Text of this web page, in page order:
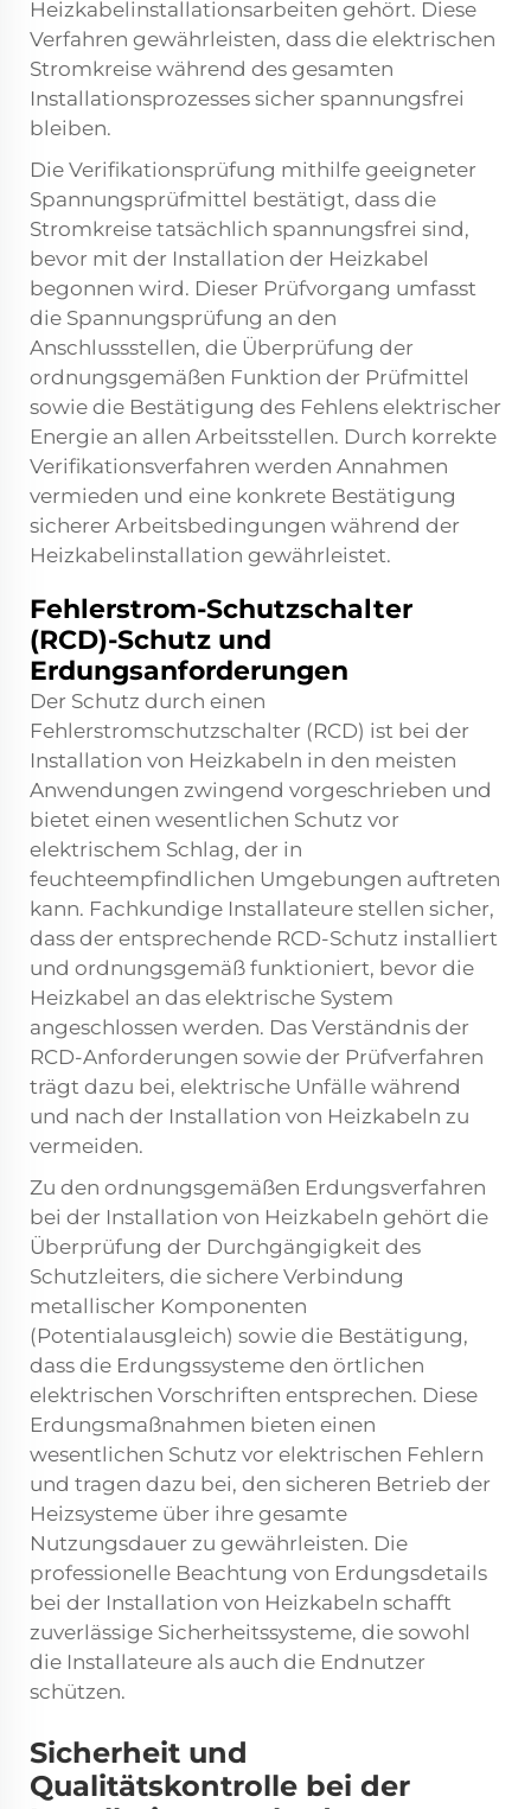
Heizkabelinstallationsarbeiten gehört. Diese
Verfahren gewährleisten, dass die elektrischen
Stromkreise während des gesamten
Installationsprozesses sicher spannungsfrei
bleiben.
Die Verifikationsprüfung mithilfe geeigneter
Spannungsprüfmittel bestätigt, dass die
Stromkreise tatsächlich spannungsfrei sind,
bevor mit der Installation der Heizkabel
begonnen wird. Dieser Prüfvorgang umfasst
die Spannungsprüfung an den
Anschlussstellen, die Überprüfung der
ordnungsgemäßen Funktion der Prüfmittel
sowie die Bestätigung des Fehlens elektrischer
Energie an allen Arbeitsstellen. Durch korrekte
Verifikationsverfahren werden Annahmen
vermieden und eine konkrete Bestätigung
sicherer Arbeitsbedingungen während der
Heizkabelinstallation gewährleistet.
Fehlerstrom-Schutzschalter
(RCD)-Schutz und
Erdungsanforderungen
Der Schutz durch einen
Fehlerstromschutzschalter (RCD) ist bei der
Installation von Heizkabeln in den meisten
Anwendungen zwingend vorgeschrieben und
bietet einen wesentlichen Schutz vor
elektrischem Schlag, der in
feuchteempfindlichen Umgebungen auftreten
kann. Fachkundige Installateure stellen sicher,
dass der entsprechende RCD-Schutz installiert
und ordnungsgemäß funktioniert, bevor die
Heizkabel an das elektrische System
angeschlossen werden. Das Verständnis der
RCD-Anforderungen sowie der Prüfverfahren
trägt dazu bei, elektrische Unfälle während
und nach der Installation von Heizkabeln zu
vermeiden.
Zu den ordnungsgemäßen Erdungsverfahren
bei der Installation von Heizkabeln gehört die
Überprüfung der Durchgängigkeit des
Schutzleiters, die sichere Verbindung
metallischer Komponenten
(Potentialausgleich) sowie die Bestätigung,
dass die Erdungssysteme den örtlichen
elektrischen Vorschriften entsprechen. Diese
Erdungsmaßnahmen bieten einen
wesentlichen Schutz vor elektrischen Fehlern
und tragen dazu bei, den sicheren Betrieb der
Heizsysteme über ihre gesamte
Nutzungsdauer zu gewährleisten. Die
professionelle Beachtung von Erdungsdetails
bei der Installation von Heizkabeln schafft
zuverlässige Sicherheitssysteme, die sowohl
die Installateure als auch die Endnutzer
schützen.
Sicherheit und
Qualitätskontrolle bei der